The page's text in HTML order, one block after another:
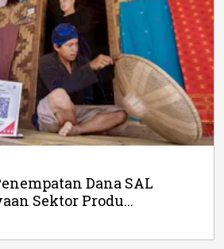
Dana SAL
Sektor Produ...